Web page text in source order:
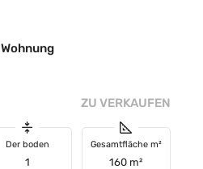
ZU VERKAUFEN
Der boden
1
Gesamtfläche m²
160 m²